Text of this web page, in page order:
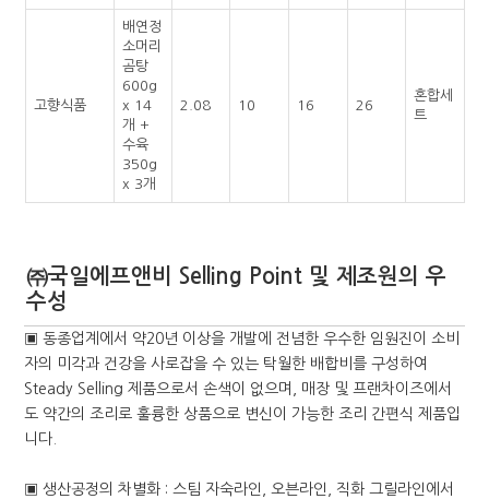
고향식품
배연정
소머리
곰탕
600g
x 14
개 +
수육
350g
x 3개
2.08 10 16 26
혼합세
트
㈜국일에프앤비 Selling Point 및 제조원의 우
수성
▣ 동종업계에서 약20년 이상을 개발에 전념한 우수한 임원진이 소비
자의 미각과 건강을 사로잡을 수 있는 탁월한 배합비를 구성하여
Steady Selling 제품으로서 손색이 없으며, 매장 및 프랜차이즈에서
도 약간의 조리로 훌륭한 상품으로 변신이 가능한 조리 간편식 제품입
니다.
▣ 생산공정의 차별화 : 스팀 자숙라인, 오븐라인, 직화 그릴라인에서